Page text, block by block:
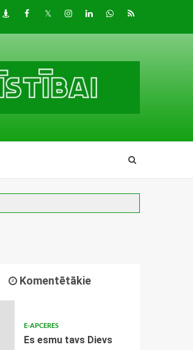
DraugiemFacebook
TwitterInstagram
LinkedInwhatsapp
RSS
Komentētākie
E-APCERES
Es esmu tavs Dievs